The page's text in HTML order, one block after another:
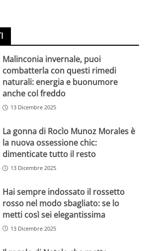
Malinconia invernale, puoi
combatterla con questi rimedi
naturali: energia e buonumore
anche col freddo
13 Dicembre 2025
La gonna di Rocìo Munoz Morales è
la nuova ossessione chic:
dimenticate tutto il resto
13 Dicembre 2025
Hai sempre indossato il rossetto
rosso nel modo sbagliato: se lo
metti così sei elegantissima
13 Dicembre 2025